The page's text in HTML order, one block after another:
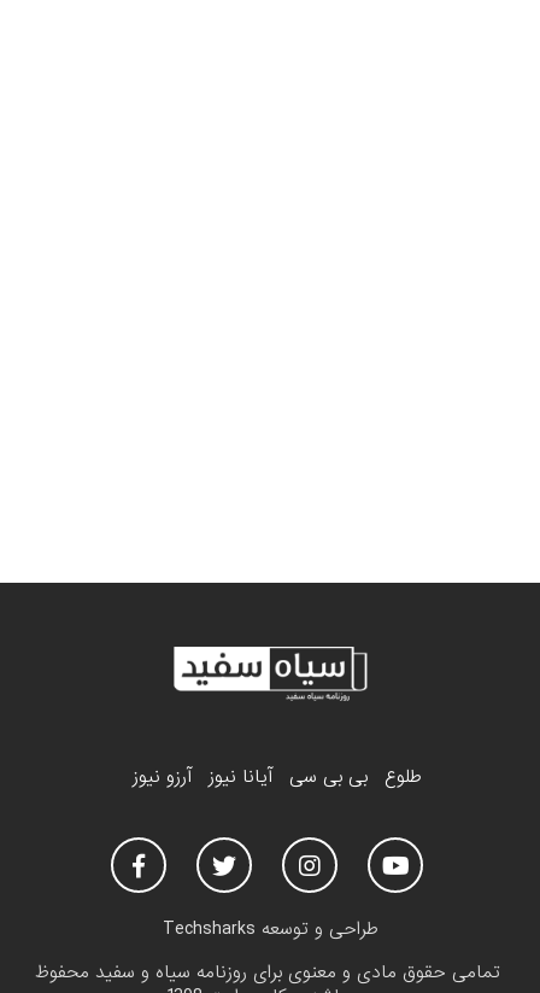
طلوع بی بی سی آیانا نیوز آرزو نیوز
طراحی و توسعه Techsharks
تمامی حقوق مادی و معنوی برای روزنامه سیاه و سفید محفوظ